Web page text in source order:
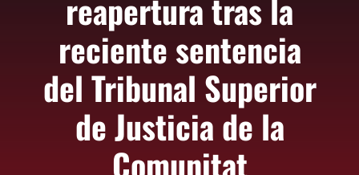
GUÍA SALAS ASOCIADAS
ASOCIARSE + INFO
reapertura tras la
reciente sentencia
del Tribunal Superior
de Justicia de la
Comunitat